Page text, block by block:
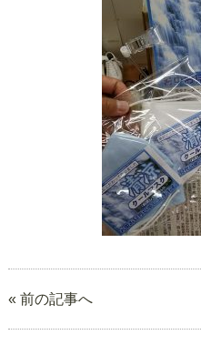
« 前の記事へ